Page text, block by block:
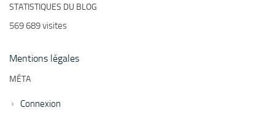
STATISTIQUES DU BLOG
569 689 visites
Mentions légales
MÉTA
Connexion